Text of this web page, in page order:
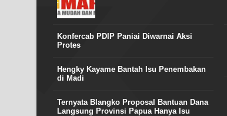
Konfercab PDIP Paniai Diwarnai Aksi
Protes
Hengky Kayame Bantah Isu Penembakan
di Madi
Ternyata Blangko Proposal Bantuan Dana
Langsung Provinsi Papua Hanya Isu